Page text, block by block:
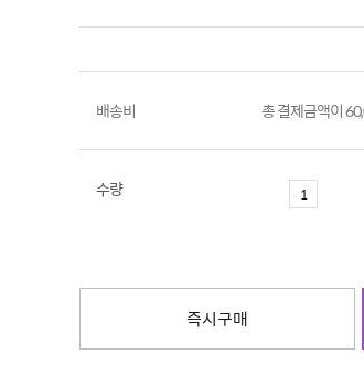
배송비 총 결제금액이
수량
즉시구매